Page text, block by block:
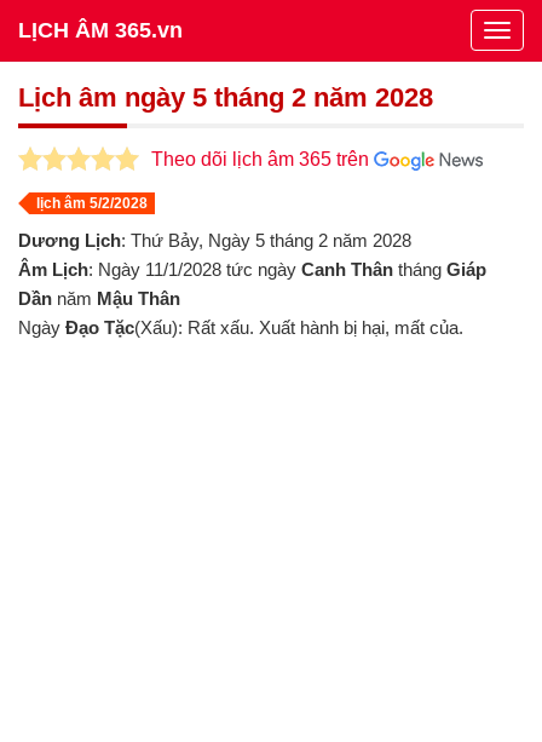
LỊCH ÂM 365.vn
Lịch âm ngày 5 tháng 2 năm 2028
Theo dõi lịch âm 365 trên
lịch âm 5/2/2028
Dương Lịch: Thứ Bảy, Ngày 5 tháng 2 năm 2028
Âm Lịch: Ngày 11/1/2028 tức ngày Canh Thân tháng Giáp
Dần năm Mậu Thân
Ngày Đạo Tặc(Xấu): Rất xấu. Xuất hành bị hại, mất của.